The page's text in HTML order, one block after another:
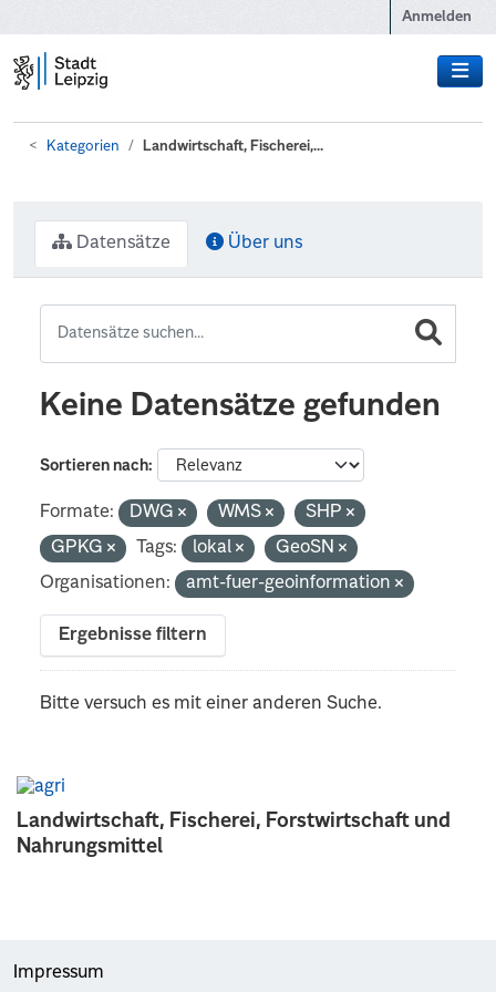
Anmelden
Kategorien Landwirtschaft, Fischerei,...
Landwirtschaft, Fischerei, Forstwirtschaft und
Nahrungsmittel
Datensätze Über uns
Keine Datensätze gefunden
Sortieren nach
Formate: DWG WMS
SHP
GPKG
Tags: lokal
GeoSN
Organisationen:
amt-fuer-geoinformation
Ergebnisse filtern
Bitte versuch es mit einer anderen Suche.
Impressum